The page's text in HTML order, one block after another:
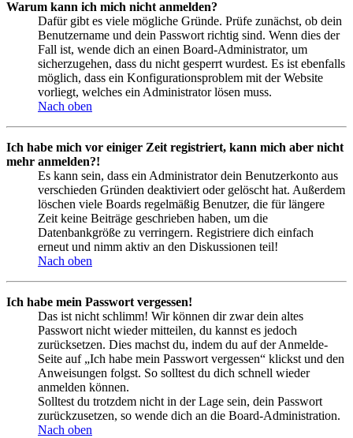
Warum kann ich mich nicht anmelden?
Dafür gibt es viele mögliche Gründe. Prüfe zunächst, ob dein
Benutzername und dein Passwort richtig sind. Wenn dies der
Fall ist, wende dich an einen Board-Administrator, um
sicherzugehen, dass du nicht gesperrt wurdest. Es ist ebenfalls
möglich, dass ein Konfigurationsproblem mit der Website
vorliegt, welches ein Administrator lösen muss.
Nach oben
Ich habe mich vor einiger Zeit registriert, kann mich aber nicht
mehr anmelden?!
Es kann sein, dass ein Administrator dein Benutzerkonto aus
verschieden Gründen deaktiviert oder gelöscht hat. Außerdem
löschen viele Boards regelmäßig Benutzer, die für längere
Zeit keine Beiträge geschrieben haben, um die
Datenbankgröße zu verringern. Registriere dich einfach
erneut und nimm aktiv an den Diskussionen teil!
Nach oben
Ich habe mein Passwort vergessen!
Das ist nicht schlimm! Wir können dir zwar dein altes
Passwort nicht wieder mitteilen, du kannst es jedoch
zurücksetzen. Dies machst du, indem du auf der Anmelde-
Seite auf „Ich habe mein Passwort vergessen“ klickst und den
Anweisungen folgst. So solltest du dich schnell wieder
anmelden können.
Solltest du trotzdem nicht in der Lage sein, dein Passwort
zurückzusetzen, so wende dich an die Board-Administration.
Nach oben